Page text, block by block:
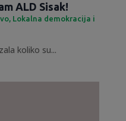
ALD Sisak!
, Lokalna demokracija i
koliko su...